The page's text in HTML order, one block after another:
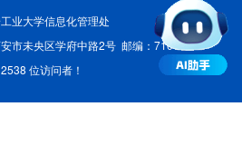
业大学信息化管理处
市未央区学府中路2号 邮编：710021
位访问者！